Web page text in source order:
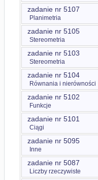
zadanie nr 5107
Planimetria
zadanie nr 5105
Stereometria
zadanie nr 5103
Stereometria
zadanie nr 5104
Równania i nierówności
zadanie nr 5102
Funkcje
zadanie nr 5101
Ciągi
zadanie nr 5095
Inne
zadanie nr 5087
Liczby rzeczywiste